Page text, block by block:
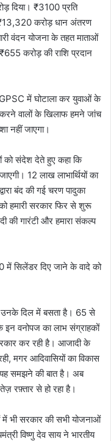
दिया। ₹3100 प्रति
₹13,320 करोड़ धान अंतरण
वंदन योजना के तहत माताओं
करोड़ की राशि प्रदान
में घोटाला कर युवाओं के
करने वालों के खिलाफ हमने जांच
नहीं जाएगा।
को संदेश देते हुए कहा कि
12 लाख लाभार्थियों का
बंद की गई चरण पादुका
हमारी सरकार फिर से शुरू
की गारंटी और हमारा संकल्प
में सिलेंडर दिए जाने के वादे को
उनके दिल में बसता है। 65 से
इन वनोपज का लाभ संग्राहकों
कर रही है। आजादी के
मगर आदिवासियों का विकास
यह समझने की बात है। अब
रफ़्तार से हो रहा है।
में भी सरकार की सभी योजनाओं
विष्णु देव साय ने भारतीय